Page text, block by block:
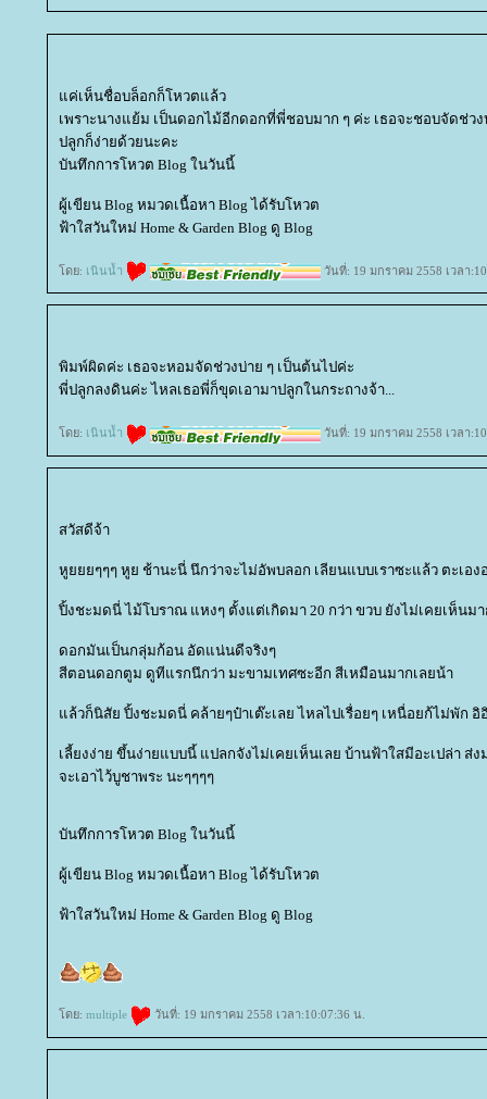
ค่เห็นชื่อบล็อกก็โหวตแล้ว
เพราะนางแย้ม เป็นดอกไม้อีกดอกที่พี่ชอบมาก ๆ ค่ะ เธอจะชอบจัดช่วง
ปลูกก็ง่ายด้วยนะคะ
บันทึกการโหวต Blog ในวันนี้
ผู้เขียน Blog หมวดเนื้อหา Blog ได้รับโหวต
ฟ้าใสวันใหม่ Home & Garden Blog ดู Blog
ดย: เนินน้ำ วันที่: 19 มกราคม 2558 เวลา
พิมพ์ผิดค่ะ เธอจะหอมจัดช่วงบ่าย ๆ เป็นต้นไปค่ะ
พี่ปลูกลงดินค่ะ ไหลเธอพี่ก็ขุดเอามาปลูกในกระถางจ้า...
ดย: เนินน้ำ วันที่: 19 มกราคม 2558 เวลา
สวัสดีจ้า
หูยยยๆๆๆ หูย ช้านะนี่ นึกว่าจะไม่อัพบลอก เลียนแบบเราซะแล้ว ตะเอง
ปิ้งชะมดนี่ ไม้โบราณ แหงๆ ตั้งแต่เกิดมา 20 กว่า ขวบ ยังไม่เคยเห็นม
ดอกมันเป็นกลุ่มก้อน อัดแน่นดีจริงๆ
สีตอนดอกตูม ดูทีแรกนึกว่า มะขามเทศซะอีก สีเหมือนมากเลยน้า
ล้วก็นิสัย ปิ้งชะมดนี่ คล้ายๆป๋าเต๊ะเลย ไหลไปเรื่อยๆ เหนื่อยก้ไม่พัก อิ
เลี้ยงง่าย ขึ้นง่ายแบบนี้ แปลกจังไม่เคยเห็นเลย บ้านฟ้าใสมีอะเปล่า ส่
จะเอาไว้บูชาพระ นะๆๆๆๆ
บันทึกการโหวต Blog ในวันนี้
ผู้เขียน Blog หมวดเนื้อหา Blog ได้รับโหวต
ฟ้าใสวันใหม่ Home & Garden Blog ดู Blog
ดย: multiple วันที่: 19 มกราคม 2558 เวลา:10:07:36 น.